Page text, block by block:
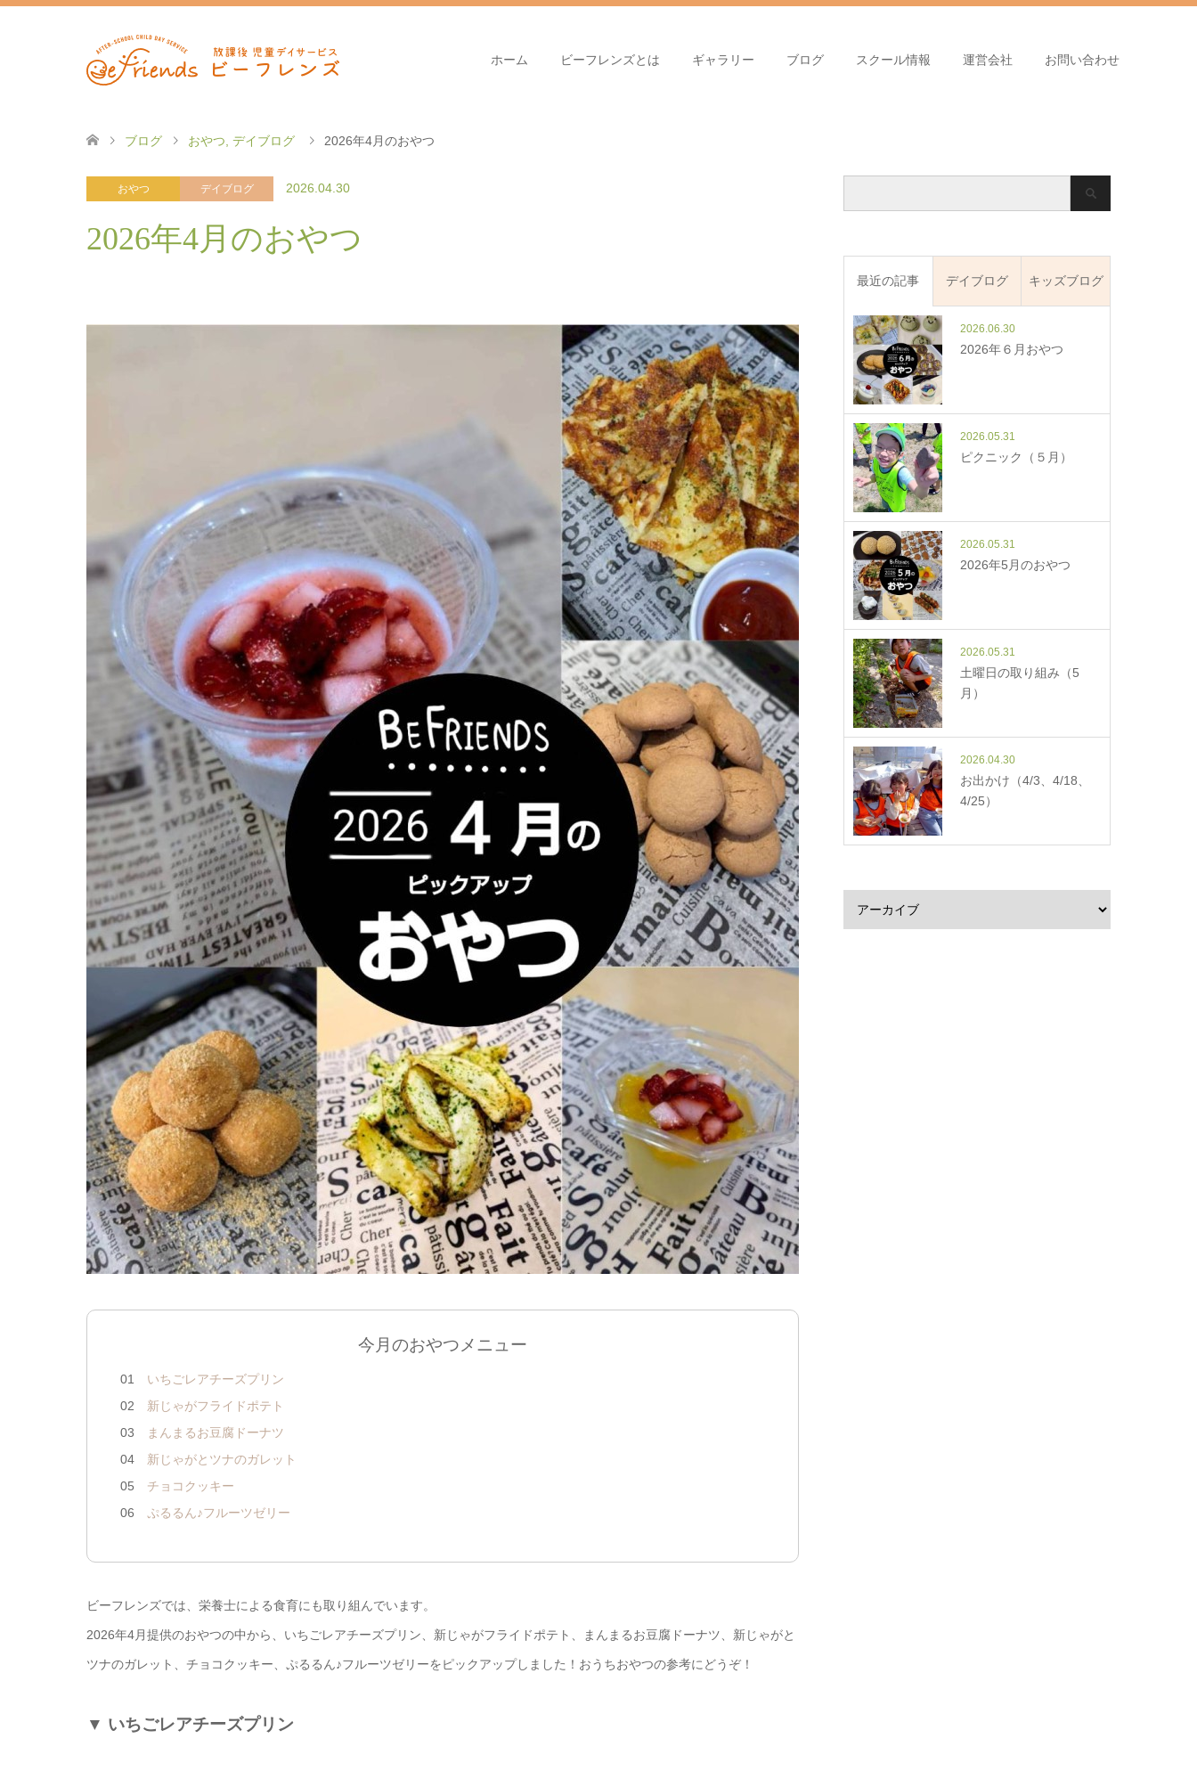
ホーム ビーフレンズとは ギャラリー ブログ スクール情報 運営会社 お問い合わせ
ブログ おやつ デイブログ 2026年4月のおやつ
おやつ デイブログ 2026.04.30
2026年4月のおやつ
今月のおやつメニュー
01
いちごレアチーズプリン
02 新じゃがフライドポテト
03 まんまるお豆腐ドーナツ
04 新じゃがとツナのガレット
05 チョコクッキー
06 ぷるるん♪フルーツゼリー
ビーフレンズでは、栄養士による食育にも取り組んでいます。
2026年4月提供のおやつの中から、いちごレアチーズプリン、新じゃがフライドポテト、まんまるお豆腐ドーナツ、新じゃがと
ツナのガレット、チョコクッキー、ぷるるん♪フルーツゼリーをピックアップしました！おうちおやつの参考にどうぞ！
▼ いちごレアチーズプリン
最近の記事 デイブログ キッズブログ
2026.06.30
2026年６月おやつ
2026.05.31
ピクニック（５月）
2026.05.31
2026年5月のおやつ
2026.05.31
土曜日の取り組み（5
月）
2026.04.30
お出かけ（4/3、4/18、
4/25）